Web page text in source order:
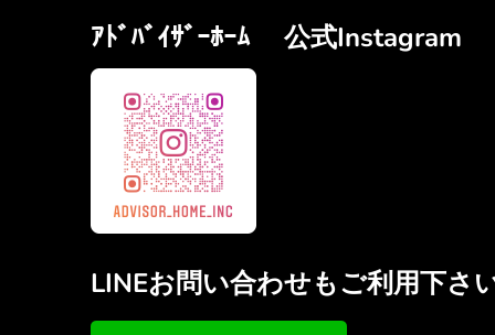
ｱﾄﾞﾊﾞｲｻﾞｰﾎｰﾑ 公式Instagram
LINEお問い合わせもご利用下さ